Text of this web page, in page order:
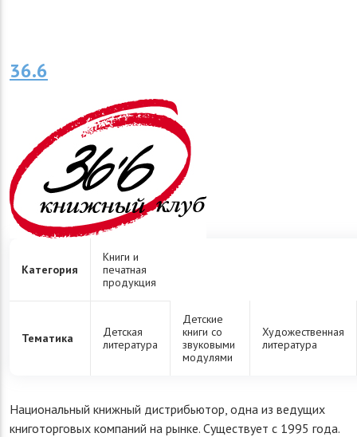
36.6
Категория
Книги и
печатная
продукция
Тематика
Детская
литература
Детские
книги со
звуковыми
модулями
Художественная
литература
Национальный книжный дистрибьютор, одна из ведущих
книготорговых компаний на рынке. Существует с 1995 года.